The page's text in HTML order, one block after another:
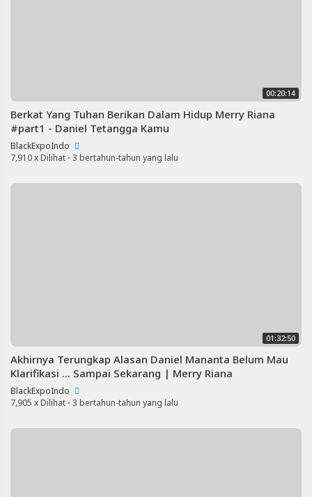
00:20:14
Berkat Yang Tuhan Berikan Dalam Hidup Merry Riana
#part1 - Daniel Tetangga Kamu
BlackExpoIndo
7,910 x Dilihat · 3 bertahun-tahun yang lalu
01:32:50
Akhirnya Terungkap Alasan Daniel Mananta Belum Mau
Klarifikasi ... Sampai Sekarang | Merry Riana
BlackExpoIndo
7,905 x Dilihat · 3 bertahun-tahun yang lalu